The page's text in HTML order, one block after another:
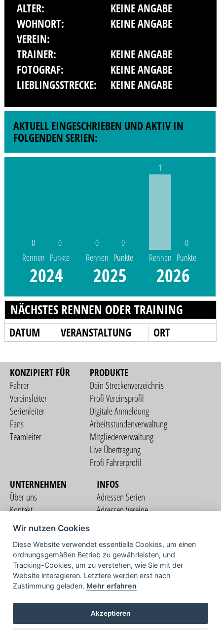
ALTER:
KEINE ANGABE
WOHNORT:
KEINE ANGABE
VEREIN:
TRAINER:
KEINE ANGABE
FOTOGRAF:
KEINE ANGABE
LIEBLINGSSTRECKE:
KEINE ANGABE
AKTUELL EINGESCHRIEBEN UND AKTIV IN
FOLGENDEN SERIEN:
0
Rennen
0
Punkte
2024
0
Rennen
0
Punkte
2025
1
Rennen
0
Punkte
2026
NÄCHSTES RENNEN ODER TRAINING
DATUM VERANSTALTUNG ORT
KONZIPIERT FÜR
Fahrer
Vereinsleiter
Serienleiter
Fans
Teamleiter
PRODUKTE
Dein Streckenverzeichnis
Profi Vereinsprofil
Digitale Anmeldung
Arbeitsstundenverwaltung
Mitgliederverwaltung
Live Übertragung
Profi Fahrerprofil
UNTERNEHMEN
Über uns
Kontakt
Nutzungsbedingungen
Datenschutzerklärung
Impressum
INFOS
Adressen Serien
Adressen Vereine
COMMUNITY
TV
Wir nutzen Cookies
Diese Website verwendet essentielle Cookies, um einen
ordnungsgemäßen Betrieb zu gewährleisten, und
Tracking-Cookies, um zu verstehen, wie Sie mit der
Website interagieren. Letztere werden erst nach
Zustimmung geladen. Mehr erfahren
Akzeptieren